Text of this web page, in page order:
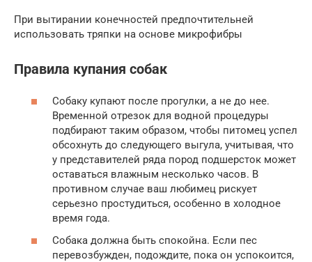
При вытирании конечностей предпочтительней
использовать тряпки на основе микрофибры
Правила купания собак
Собаку купают после прогулки, а не до нее.
Временной отрезок для водной процедуры
подбирают таким образом, чтобы питомец успел
обсохнуть до следующего выгула, учитывая, что
у представителей ряда пород подшерсток может
оставаться влажным несколько часов. В
противном случае ваш любимец рискует
серьезно простудиться, особенно в холодное
время года.
Собака должна быть спокойна. Если пес
перевозбужден, подождите, пока он успокоится,